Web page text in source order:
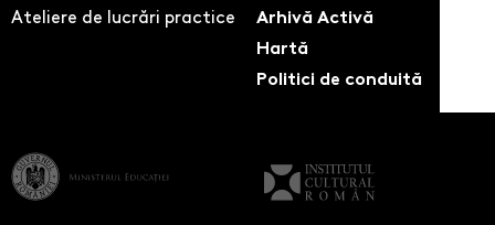
Ateliere de lucrări practice
Arhivă Activă
Hartă
Politici de conduită